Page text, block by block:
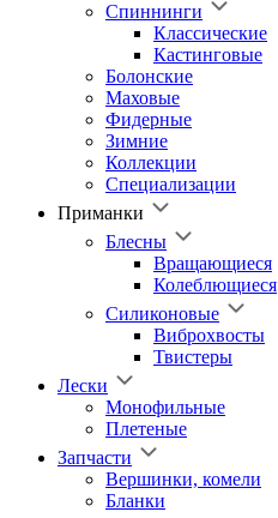
Спиннинги
Классические
Кастинговые
Болонские
Маховые
Фидерные
Зимние
Коллекции
Специализации
Приманки
Блесны
Вращающиеся
Колеблющиеся
Силиконовые
Виброхвосты
Твистеры
Лески
Монофильные
Плетеные
Запчасти
Вершинки, комели
Бланки